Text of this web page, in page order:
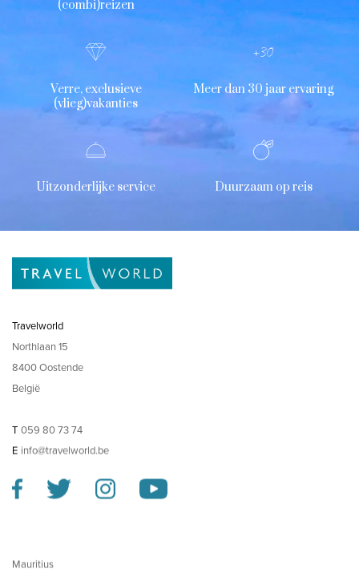
(combi)reizen
Verre, exclusieve
(vlieg)vakanties
Meer dan 30 jaar ervaring
Uitzonderlijke service Duurzaam op reis
Travelworld
Northlaan 15
8400 Oostende
België
T 059 80 73 74
E info@travelworld.be
Mauritius